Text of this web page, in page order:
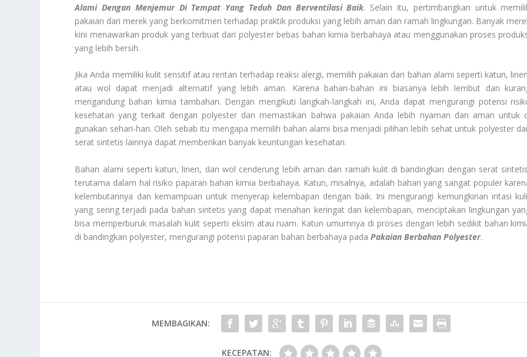
Alami Dengan Menjemur Di Tempat Yang Teduh Dan Berventilasi Baik. Selain itu, pertimbangkan untuk
pakaian dari merek yang berkomitmen terhadap praktik produksi yang lebih aman dan ramah lingkungan. Banyak
kini menawarkan produk yang terbuat dari polyester bebas bahan kimia berbahaya atau menggunakan proses
yang lebih bersih.
Jika Anda memiliki kulit sensitif atau rentan terhadap reaksi alergi, memilih pakaian dari bahan alami seperti katun,
atau wol dapat menjadi alternatif yang lebih aman. Karena bahan-bahan ini biasanya lebih lembut dan
mengandung bahan kimia tambahan. Dengan mengikuti langkah-langkah ini, Anda dapat mengurangi potensi
kesehatan yang terkait dengan polyester dan memastikan bahwa pakaian Anda lebih nyaman dan aman untuk
gunakan sehari-hari. Oleh sebab itu mengapa memilih bahan alami bisa menjadi pilihan lebih sehat untuk polyester
serat sintetis lainnya dapat memberikan banyak keuntungan kesehatan.
Bahan alami seperti katun, linen, dan wol cenderung lebih aman dan ramah kulit di bandingkan dengan serat
terutama dalam hal risiko paparan bahan kimia berbahaya. Katun, misalnya, adalah bahan yang sangat populer
kelembutannya dan kemampuan untuk menyerap kelembapan dengan baik. Ini mengurangi kemungkinan iritasi
yang sering terjadi pada bahan sintetis yang dapat menahan keringat dan kelembapan, menciptakan lingkungan
bisa memperburuk masalah kulit seperti eksim atau ruam. Katun umumnya di proses dengan lebih sedikit bahan
di bandingkan polyester, mengurangi potensi paparan bahan berbahaya pada Pakaian Berbahan Polyester.
MEMBAGIKAN:
KECEPATAN: